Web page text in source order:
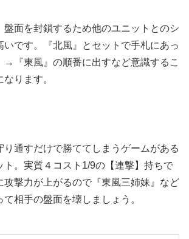
盤面を封鎖するため他のユニットとのシ
いです。『北風』とセットで手札にあっ
→『東風』の順番に出すなど意識するこ
ります。
り通すだけで勝ててしまうゲームがある
ト。実質４コスト1/9の【連撃】持ちで
攻撃力が上がるので『東風三姉妹』など
相手の盤面を壊しましょう。